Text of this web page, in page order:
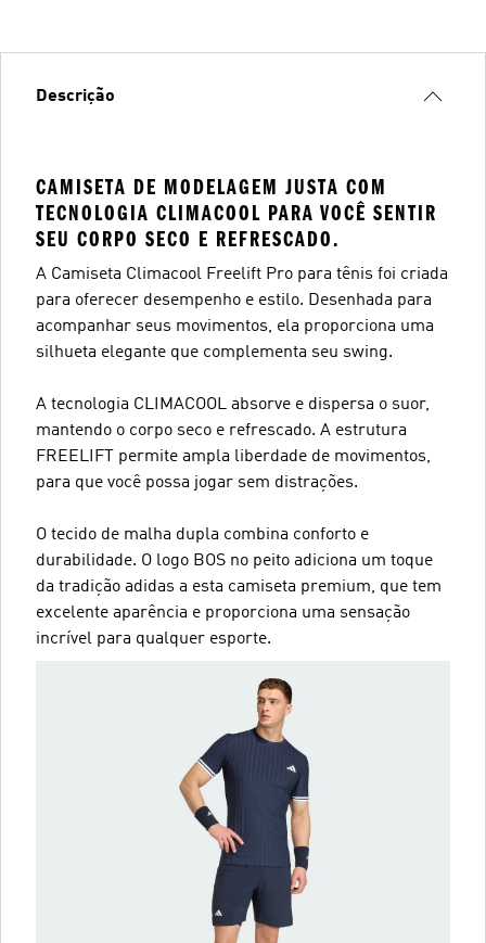
Descrição
CAMISETA DE MODELAGEM JUSTA COM
TECNOLOGIA CLIMACOOL PARA VOCÊ SENTIR
SEU CORPO SECO E REFRESCADO.
A Camiseta Climacool Freelift Pro para tênis foi criada
para oferecer desempenho e estilo. Desenhada para
acompanhar seus movimentos, ela proporciona uma
silhueta elegante que complementa seu swing.
A tecnologia CLIMACOOL absorve e dispersa o suor,
mantendo o corpo seco e refrescado. A estrutura
FREELIFT permite ampla liberdade de movimentos,
para que você possa jogar sem distrações.
O tecido de malha dupla combina conforto e
durabilidade. O logo BOS no peito adiciona um toque
da tradição adidas a esta camiseta premium, que tem
excelente aparência e proporciona uma sensação
incrível para qualquer esporte.